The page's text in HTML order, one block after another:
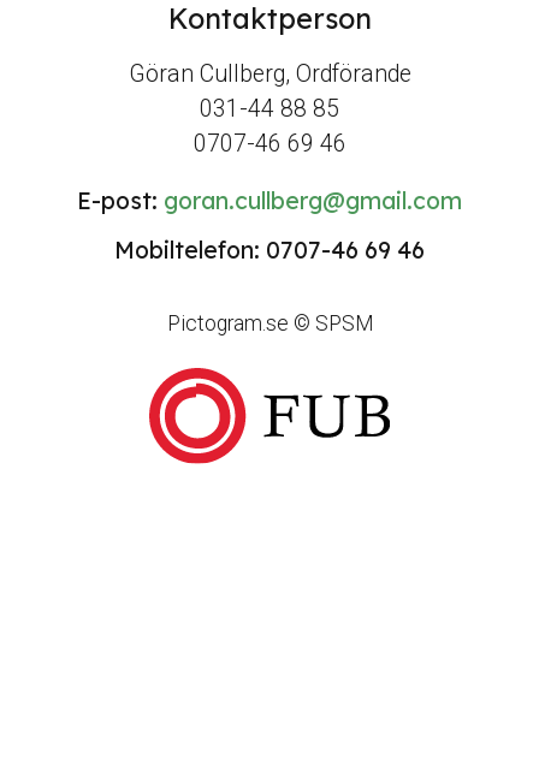
Kontaktperson
Göran Cullberg, Ordförande
031-44 88 85
0707-46 69 46
E-post: goran.cullberg@gmail.com
Mobiltelefon: 0707-46 69 46
Pictogram.se © SPSM